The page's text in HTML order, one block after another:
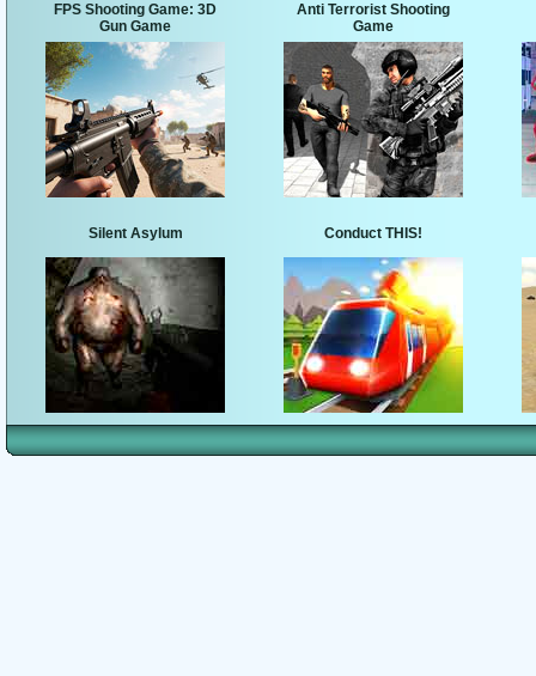
FPS Shooting Game: 3D
Gun Game
Anti Terrorist Shooting
Game
Silent Asylum Conduct THIS!